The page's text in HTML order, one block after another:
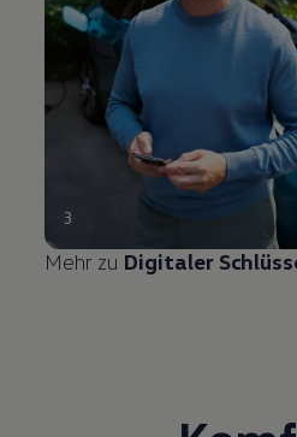
3
Mehr zu Digitaler